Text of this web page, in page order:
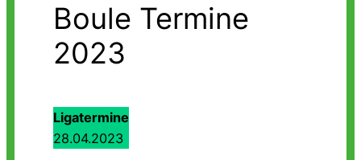
Boule Termine
2023
Ligatermine
28.04.2023